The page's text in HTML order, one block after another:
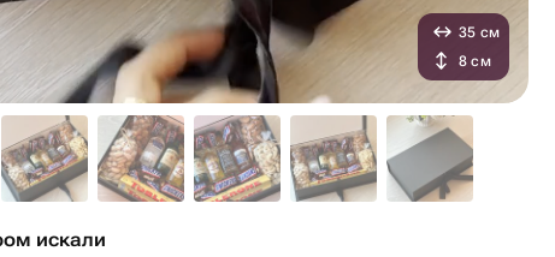
35 см
8 см
искали